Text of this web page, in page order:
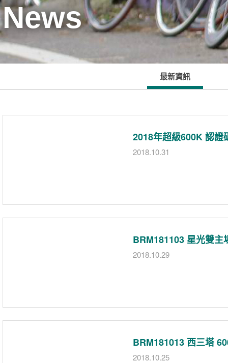
News
最新資訊
2018年超級600K 認證
2018.10.31
BRM181103 星光雙
2018.10.29
BRM181013 西三塔
2018.10.25